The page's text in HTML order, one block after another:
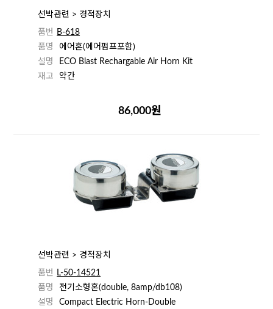
선박관련 > 경적장치
품번
B-618
품명
에어혼(에어펌프포함)
설명
ECO Blast Rechargable Air Horn Kit
재고
약간
86,000원
선박관련 > 경적장치
품번
L-50-14521
품명
전기소형혼(double, 8amp/db108)
설명
Compact Electric Horn-Double